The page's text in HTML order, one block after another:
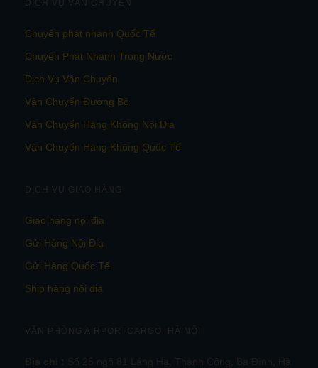
DỊCH VỤ VẬN CHUYỂN
Chuyển phát nhanh Quốc Tế
Chuyển Phát Nhanh Trong Nước
Dịch Vụ Vận Chuyển
Vận Chuyển Đường Bộ
Vận Chuyển Hàng Không Nội Địa
Vận Chuyển Hàng Không Quốc Tế
DỊCH VỤ GIAO HÀNG
Giao hàng nội địa
Gửi Hàng Nội Địa
Gửi Hàng Quốc Tế
Ship hàng nội địa
VĂN PHÒNG AIRPORTCARGO HÀ NỘI